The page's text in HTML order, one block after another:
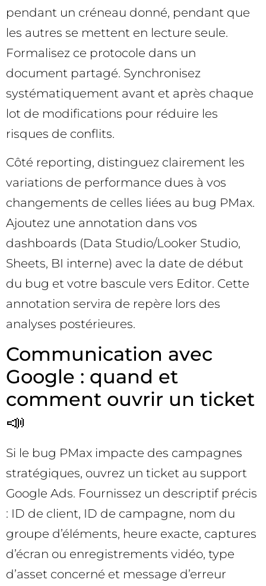
pendant un créneau donné, pendant que
les autres se mettent en lecture seule.
Formalisez ce protocole dans un
document partagé. Synchronisez
systématiquement avant et après chaque
lot de modifications pour réduire les
risques de conflits.
Côté reporting, distinguez clairement les
variations de performance dues à vos
changements de celles liées au bug PMax.
Ajoutez une annotation dans vos
dashboards (Data Studio/Looker Studio,
Sheets, BI interne) avec la date de début
du bug et votre bascule vers Editor. Cette
annotation servira de repère lors des
analyses postérieures.
Communication avec
Google : quand et
comment ouvrir un ticket
📣
Si le bug PMax impacte des campagnes
stratégiques, ouvrez un ticket au support
Google Ads. Fournissez un descriptif précis
: ID de client, ID de campagne, nom du
groupe d’éléments, heure exacte, captures
d’écran ou enregistrements vidéo, type
d’asset concerné et message d’erreur